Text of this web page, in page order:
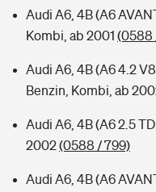
Audi A6, 4B (A6
Kombi, ab 2001 (0588
Audi A6, 4B (A6 4.2
Benzin, Kombi, ab
Audi A6, 4B (A6 2.5
2002(0588 / 799)
Audi A6, 4B (A6